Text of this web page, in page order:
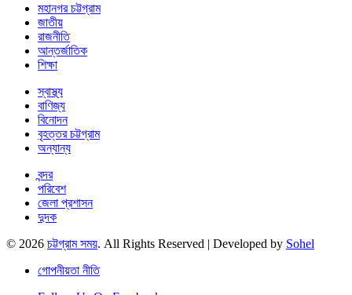
মহানগর চট্টগ্রাম
জাতীয়
রাজনীতি
আন্তর্জাতিক
শিক্ষা
স্বাস্থ্য
বাণিজ্য
বিনোদন
বৃহত্তর চট্টগ্রাম
অন্যান্য
বন্দর
পরিবেশ
জেলা প্রশাসন
দুদক
© 2026 চট্টগ্রাম সময়. All Rights Reserved | Developed by Sohel
গোপনীয়তা নীতি